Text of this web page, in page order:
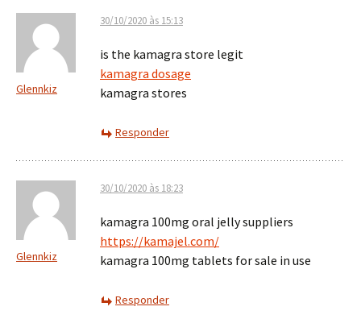
Glennkiz
30/10/2020 às 15:13
is the kamagra store legit
kamagra dosage
kamagra stores
Responder
Glennkiz
30/10/2020 às 18:23
kamagra 100mg oral jelly suppliers
https://kamajel.com/
kamagra 100mg tablets for sale in use
Responder